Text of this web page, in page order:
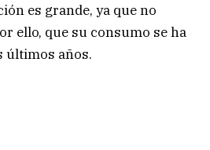
es grande, ya que no
ello, que su consumo se ha
últimos años.